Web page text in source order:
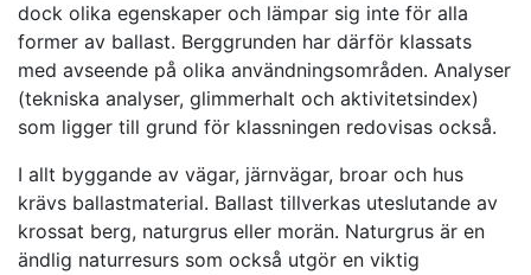
dock olika egenskaper och lämpar sig inte för alla
former av ballast. Berggrunden har därför klassats
med avseende på olika användningsområden. Analyser
(tekniska analyser, glimmerhalt och aktivitetsindex)
som ligger till grund för klassningen redovisas också.
I allt byggande av vägar, järnvägar, broar och hus
krävs ballastmaterial. Ballast tillverkas uteslutande av
krossat berg, naturgrus eller morän. Naturgrus är en
ändlig naturresurs som också utgör en viktig